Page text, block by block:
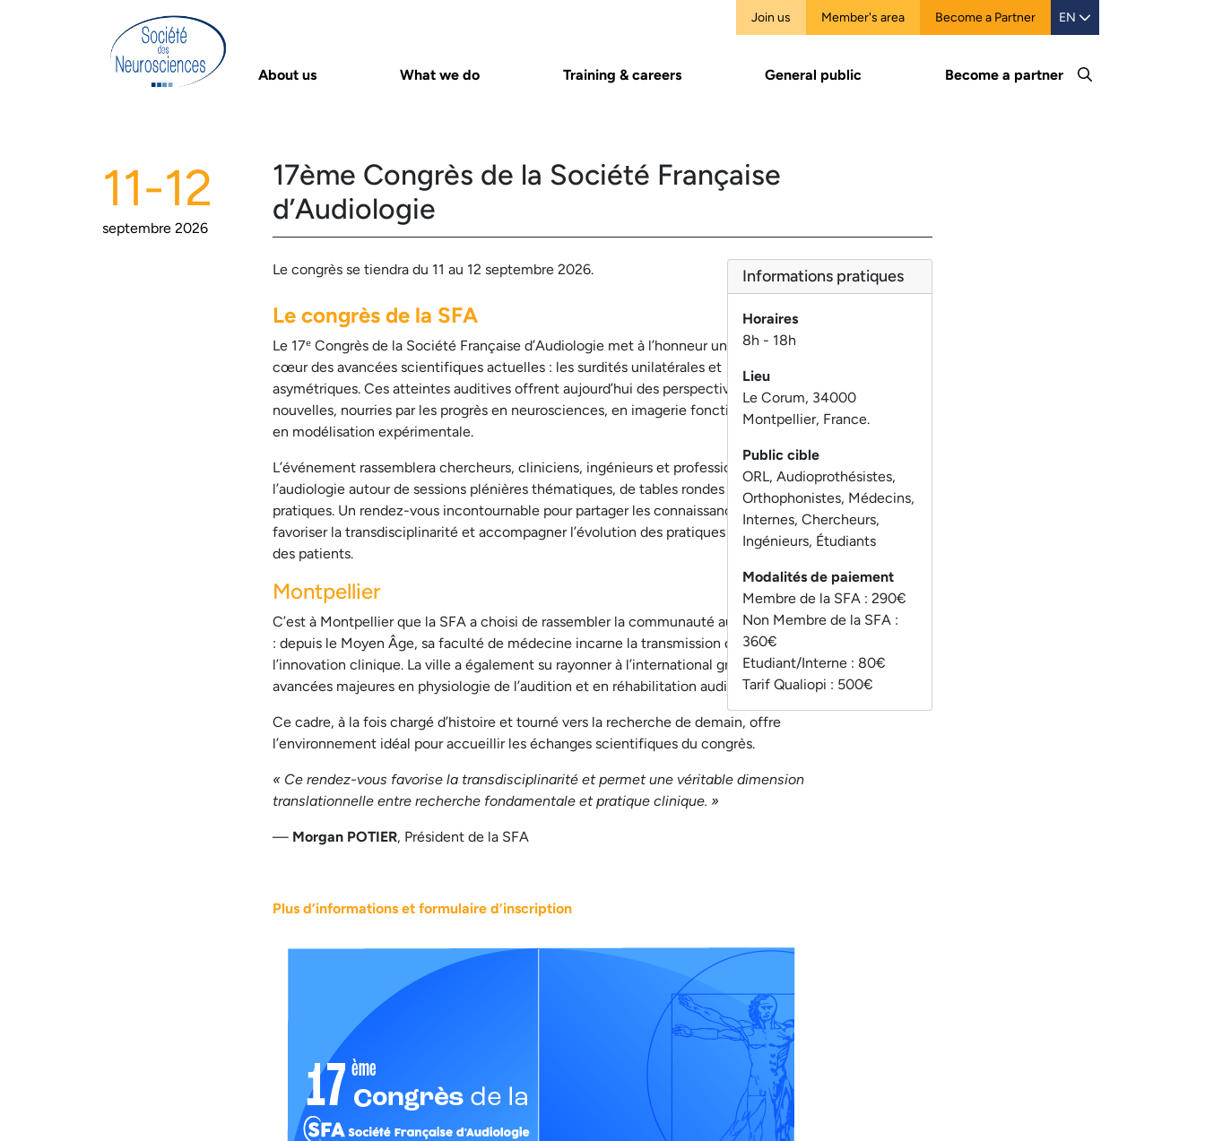
Join us Member's area Become a Partner EN
About us What we do Training & careers General public Become a partner
11-12
septembre 2026
17ème Congrès de la Société Française
d’Audiologie
Le congrès se tiendra du 11 au 12 septembre 2026.
Le congrès de la SFA
Le 17ᵉ Congrès de la Société Française d’Audiologie met à l’honneur un thème au
cœur des avancées scientifiques actuelles : les surdités unilatérales et
asymétriques. Ces atteintes auditives offrent aujourd’hui des perspectives
nouvelles, nourries par les progrès en neurosciences, en imagerie fonctionnelle et
en modélisation expérimentale.
L’événement rassemblera chercheurs, cliniciens, ingénieurs et professionnels de
l’audiologie autour de sessions plénières thématiques, de tables rondes et d’ateliers
pratiques. Un rendez-vous incontournable pour partager les connaissances,
favoriser la transdisciplinarité et accompagner l’évolution des pratiques au service
des patients.
Montpellier
C’est à Montpellier que la SFA a choisi de rassembler la communauté audiologique
: depuis le Moyen Âge, sa faculté de médecine incarne la transmission du savoir et
l’innovation clinique. La ville a également su rayonner à l’international grâce à des
avancées majeures en physiologie de l’audition et en réhabilitation auditive.
Ce cadre, à la fois chargé d’histoire et tourné vers la recherche de demain, offre
l’environnement idéal pour accueillir les échanges scientifiques du congrès.
« Ce rendez-vous favorise la transdisciplinarité et permet une véritable dimension
translationnelle entre recherche fondamentale et pratique clinique. »
— Morgan POTIER, Président de la SFA
Plus d’informations et formulaire d’inscription
Informations pratiques
Horaires
8h - 18h
Lieu
Le Corum, 34000
Montpellier, France.
Public cible
ORL, Audioprothésistes,
Orthophonistes, Médecins,
Internes, Chercheurs,
Ingénieurs, Étudiants
Modalités de paiement
Membre de la SFA : 290€
Non Membre de la SFA :
360€
Etudiant/Interne : 80€
Tarif Qualiopi : 500€